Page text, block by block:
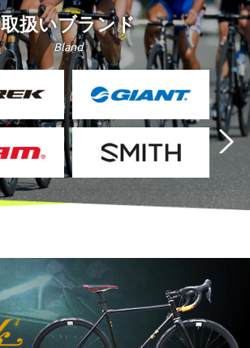
取扱いブランド
Bland